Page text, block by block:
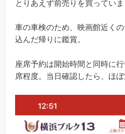
とりあえず前売りを買っていま
車の車検のため、映画館近く
込んだ帰りに鑑賞。
座席予約は開始時間と同時に
席程度。当日確認したら、ほぼ